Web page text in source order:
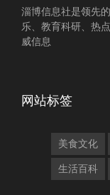
淄博信息社是领先
乐、教育科研、热
威信息
网站标签
美食文化
生活百科